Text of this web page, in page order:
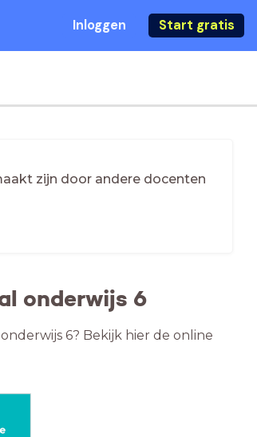
Inloggen Start gratis
zijn door andere docenten
onderwijs 6
6? Bekijk hier de online